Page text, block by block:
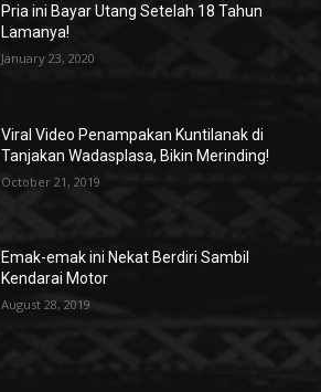
Pria ini Bayar Utang Setelah 18 Tahun
Lamanya!
January 23, 2020
Viral Video Penampakan Kuntilanak di
Tanjakan Wadasplasa, Bikin Merinding!
October 21, 2019
Emak-emak ini Nekat Berdiri Sambil
Kendarai Motor
August 28, 2019